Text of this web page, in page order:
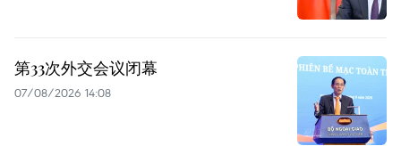
第33次外交会议闭幕
07/08/2026 14:08